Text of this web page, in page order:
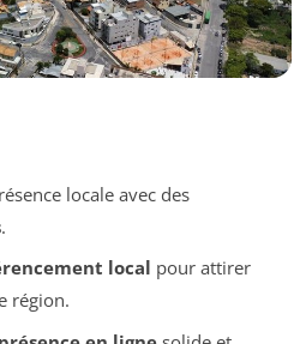
locale avec des
.
local pour attirer
région.